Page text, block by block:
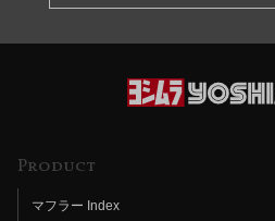
Product
マフラー Index